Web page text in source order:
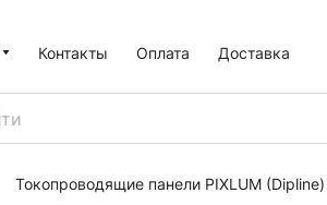
Контакты Оплата Доставка
Токопроводящие панели PIXLUM (Dipline)